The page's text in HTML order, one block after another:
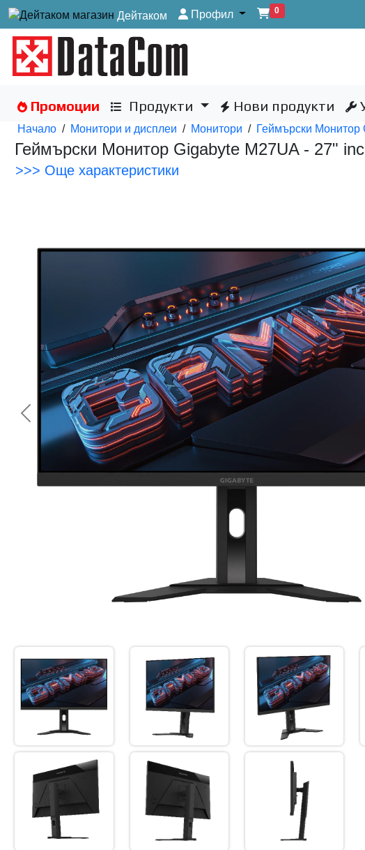
Дейтаком Профил 0
Промоции Продукти Нови продукти
Начало / Монитори и дисплеи / Монитори / Геймърски Монитор
Геймърски Монитор Gigabyte M27UA - 27"
>>> Още характеристики
<< Предишна